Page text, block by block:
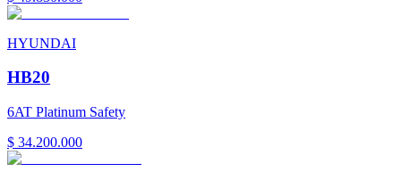
HYUNDAI
HB20
6AT Platinum Safety
$ 34.200.000